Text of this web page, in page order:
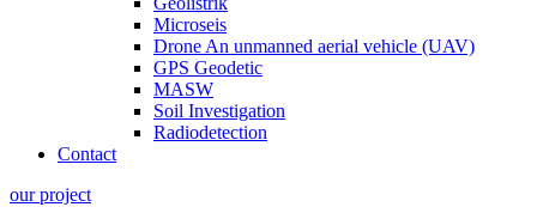
Microseis
Drone An unmanned aerial vehicle (UAV)
GPS Geodetic
MASW
Soil Investigation
Radiodetection
Contact
our project